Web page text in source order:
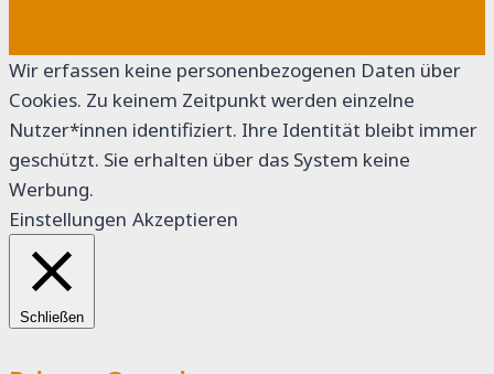
Wir erfassen keine personenbezogenen Daten über
Cookies. Zu keinem Zeitpunkt werden einzelne
Nutzer*innen identifiziert. Ihre Identität bleibt immer
geschützt. Sie erhalten über das System keine
Werbung.
Einstellungen Akzeptieren
Schließen